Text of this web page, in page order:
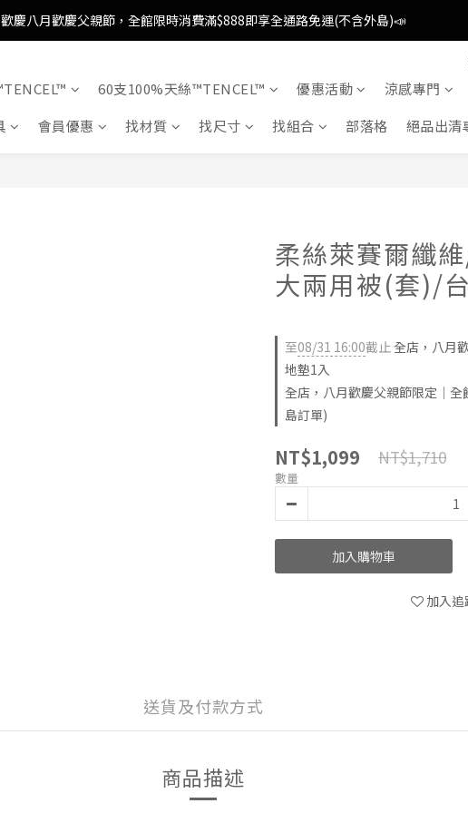
歡慶八月歡慶父親節，全館限時消費滿$888即享全通路免運(不含外島)📣
歡慶八月歡慶父親節，全館限時消費滿$888即享全通路免運(不含外島)📣
60支100%天絲™TENCEL™ 優惠活動 涼感專門
會員優惠 找材質 找尺寸 找組合 部落格 絕品出清
柔絲萊賽爾纖
大兩用被(套)/
至08/31 16:00截止 全店，八月
地墊1入
全店，八月歡慶父親節限定｜
島訂單)
NT$1,099 NT$1,710
數量
加入購物車
加入
送貨及付款方式
商品描述